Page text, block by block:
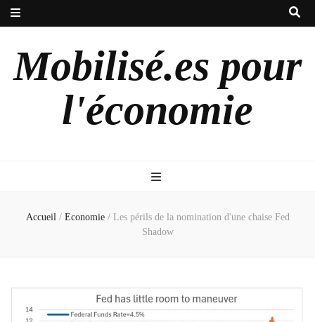
Mobilisé.es pour
l'économie
Accueil / Economie / Les périls de la nomination d'une chaise Fed
Shadow